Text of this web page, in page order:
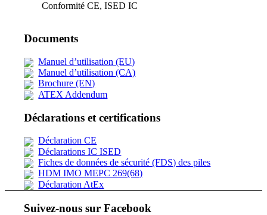
Conformité CE, ISED IC
Documents
Manuel d’utilisation (EU)
Manuel d’utilisation (CA)
Brochure (EN)
ATEX Addendum
Déclarations et certifications
Déclaration CE
Déclarations IC ISED
Fiches de données de sécurité (FDS) des piles
HDM IMO MEPC 269(68)
Déclaration AtEx
Suivez-nous sur Facebook